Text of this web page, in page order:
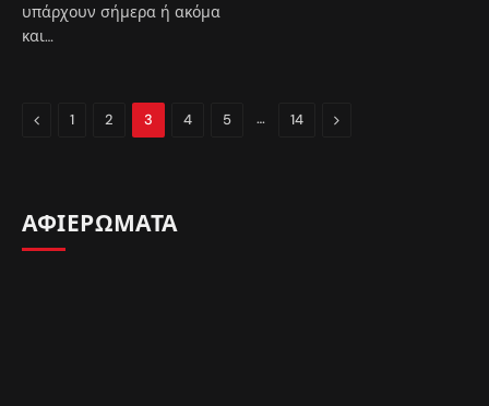
υπάρχουν σήμερα ή ακόμα
και…
Previous
1 2 3 4 5 … 14 Next
ΑΦΙΕΡΩΜΑΤΑ